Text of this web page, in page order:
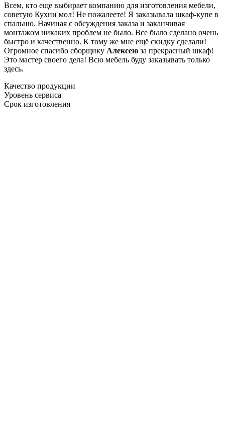
Всем, кто еще выбирает компанию для изготовления мебели,
советую Кухни мол! Не пожалеете! Я заказывала шкаф-купе в
спальню. Начиная с обсуждения заказа и заканчивая
монтажом никаких проблем не было. Все было сделано очень
быстро и качественно. К тому же мне ещё скидку сделали!
Огромное спасибо сборщику Алексею за прекрасный шкаф!
Это мастер своего дела! Всю мебель буду заказывать только
здесь.
Качество продукции
Уровень сервиса
Срок изготовления